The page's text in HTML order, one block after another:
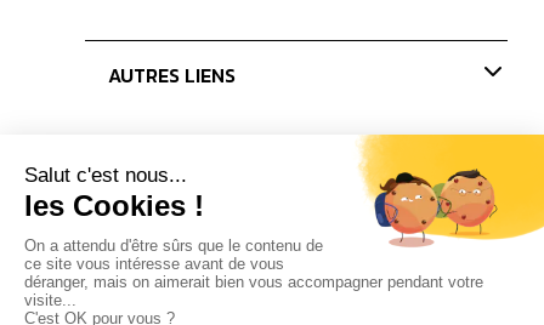
Les concours
AUTRES LIENS
Presse
Partenaires
Nous rejoindre